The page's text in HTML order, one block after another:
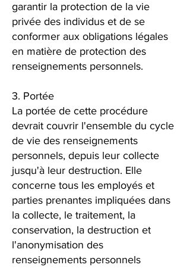
garantir la protection de la vie
privée des individus et de se
conformer aux obligations légales
en matière de protection des
renseignements personnels.
3. Portée
La portée de cette procédure
devrait couvrir l'ensemble du cycle
de vie des renseignements
personnels, depuis leur collecte
jusqu'à leur destruction. Elle
concerne tous les employés et
parties prenantes impliquées dans
la collecte, le traitement, la
conservation, la destruction et
l'anonymisation des
renseignements personnels